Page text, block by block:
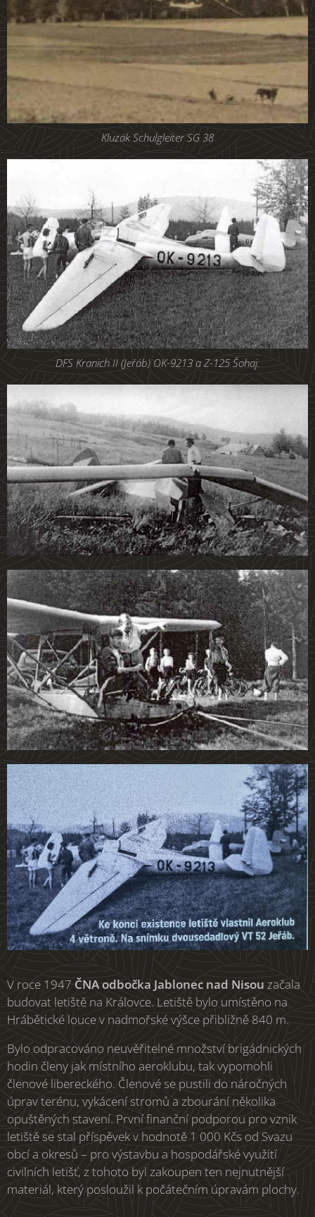
Kluzák Schulgleiter SG 38
DFS Kranich II (Jeřáb) OK-9213 a Z-125 Šohaj.
V roce 1947ČNA odbočka Jablonec nad Nisou začala
budovat letiště na Královce. Letiště bylo umístěno na
Hrábětické louce v nadmořské výšce přibližně 840 m.
Bylo odpracováno neuvěřitelné množství brigádnických
hodin členy jak místního aeroklubu, tak vypomohli
členové libereckého. Členové se pustili do náročných
úprav terénu, vykácení stromů a zbourání několika
opuštěných stavení. První finanční podporou pro vznik
letiště se stal příspěvek v hodnotě 1 000 Kčs od Svazu
obcí a okresů – pro výstavbu a hospodářské využití
civilních letišť, z tohoto byl zakoupen ten nejnutnější
materiál, který posloužil k počátečním úpravám plochy.